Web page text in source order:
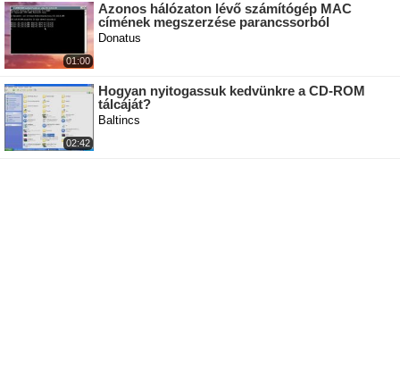
01:00
Azonos hálózaton lévő számítógép MAC
címének megszerzése parancssorból
Donatus
02:42
Hogyan nyitogassuk kedvünkre a CD-ROM
tálcáját?
Baltincs